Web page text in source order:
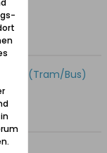
(Tram/Bus)